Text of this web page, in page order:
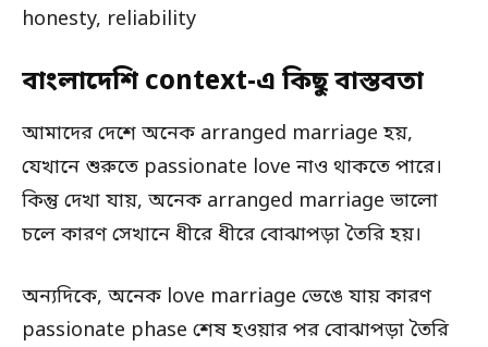
honesty, reliability
বাংলাদেশি context-এ কিছু বাস্তবতা
আমাদের দেশে অনেক arranged marriage হয়,
যেখানে শুরুতে passionate love নাও থাকতে পারে।
কিন্তু দেখা যায়, অনেক arranged marriage ভালো
চলে কারণ সেখানে ধীরে ধীরে বোঝাপড়া তৈরি হয়।
অন্যদিকে, অনেক love marriage ভেঙে যায় কারণ
passionate phase শেষ হওয়ার পর বোঝাপড়া তৈরি